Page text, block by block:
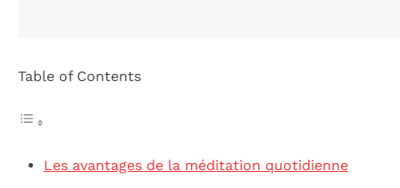
Table of Contents
Les avantages de la méditation quotidienne